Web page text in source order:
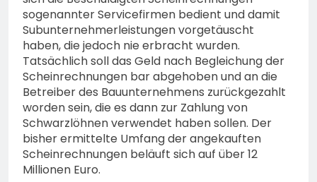
sogenannter Servicefirmen bedient und damit
Subunternehmerleistungen vorgetäuscht
haben, die jedoch nie erbracht wurden.
Tatsächlich soll das Geld nach Begleichung der
Scheinrechnungen bar abgehoben und an die
Betreiber des Bauunternehmens zurückgezahlt
worden sein, die es dann zur Zahlung von
Schwarzlöhnen verwendet haben sollen. Der
bisher ermittelte Umfang der angekauften
Scheinrechnungen beläuft sich auf über 12
Millionen Euro.